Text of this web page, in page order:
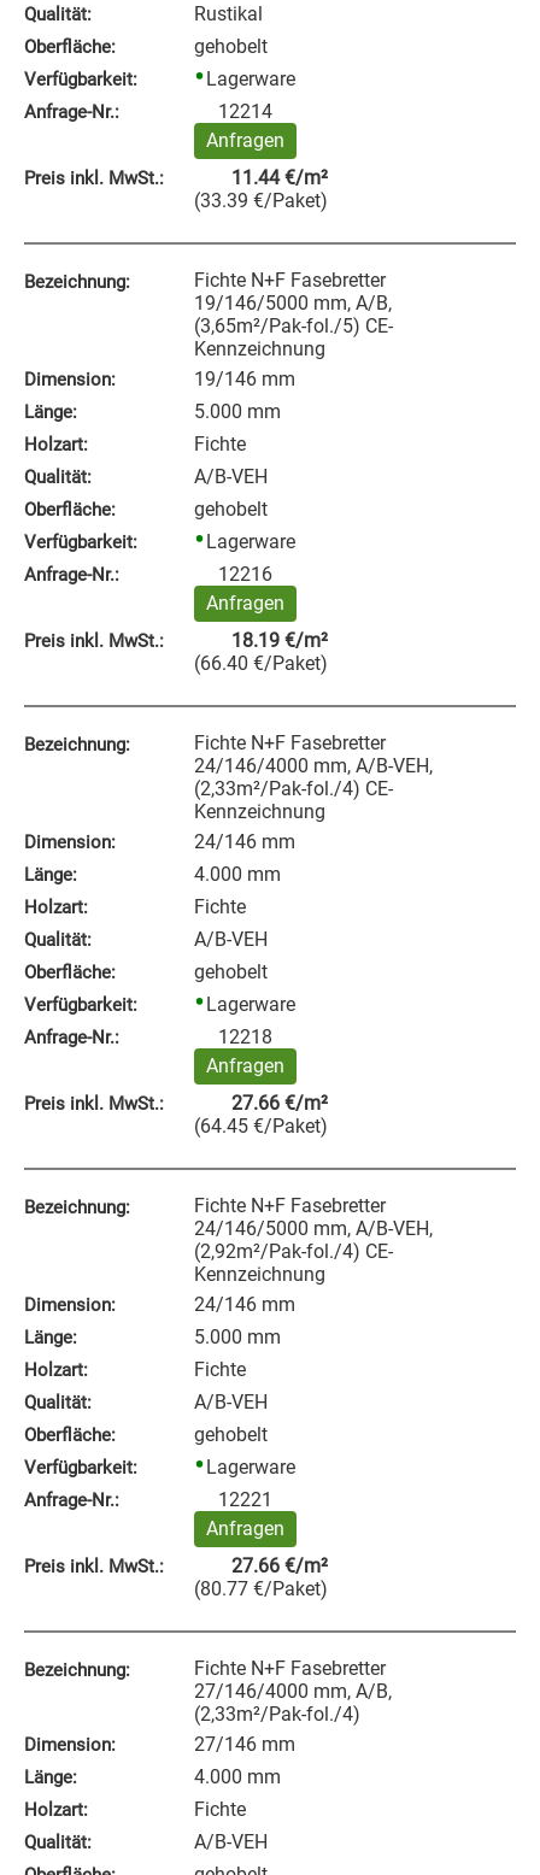
Qualität: Rustikal
Oberfläche: gehobelt
Verfügbarkeit: Lagerware
Anfrage‑Nr.:
12214
Anfragen
Preis inkl. MwSt.: 11.44€/m²
(33.39 €/Paket)
Bezeichnung:
Fichte N+F Fasebretter
19/146/5000 mm, A/B,
(3,65m²/Pak-fol./5) CE-
Kennzeichnung
Dimension: 19/146 mm
Länge: 5.000 mm
Holzart: Fichte
Qualität: A/B-VEH
Oberfläche: gehobelt
Verfügbarkeit: Lagerware
Anfrage‑Nr.:
12216
Anfragen
Preis inkl. MwSt.: 18.19 €/m²
(66.40 €/Paket)
Bezeichnung:
Fichte N+F Fasebretter
24/146/4000 mm, A/B-VEH,
(2,33m²/Pak-fol./4) CE-
Kennzeichnung
Dimension: 24/146 mm
Länge: 4.000 mm
Holzart: Fichte
Qualität: A/B-VEH
Oberfläche: gehobelt
Verfügbarkeit: Lagerware
Anfrage‑Nr.:
12218
Anfragen
Preis inkl. MwSt.: 27.66 €/m²
(64.45 €/Paket)
Bezeichnung:
Fichte N+F Fasebretter
24/146/5000 mm, A/B-VEH,
(2,92m²/Pak-fol./4) CE-
Kennzeichnung
Dimension: 24/146 mm
Länge: 5.000 mm
Holzart: Fichte
Qualität: A/B-VEH
Oberfläche: gehobelt
Verfügbarkeit: Lagerware
Anfrage‑Nr.:
12221
Anfragen
Preis inkl. MwSt.: 27.66 €/m²
(80.77 €/Paket)
Bezeichnung:
Fichte N+F Fasebretter
27/146/4000 mm, A/B,
(2,33m²/Pak-fol./4)
Dimension: 27/146 mm
Länge: 4.000 mm
Holzart: Fichte
Qualität: A/B-VEH